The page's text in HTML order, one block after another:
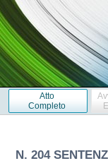
Atto
Completo
N. 204